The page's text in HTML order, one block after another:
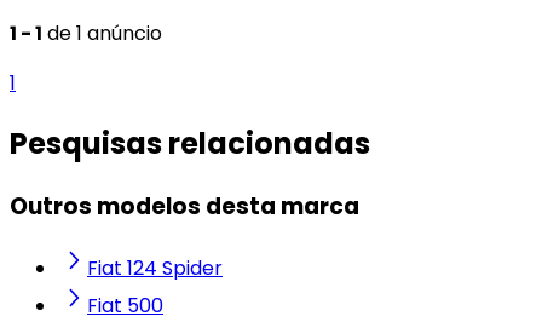
1 - 1 de 1 anúncio
1
Pesquisas relacionadas
Outros modelos desta marca
Fiat 124 Spider
Fiat 500